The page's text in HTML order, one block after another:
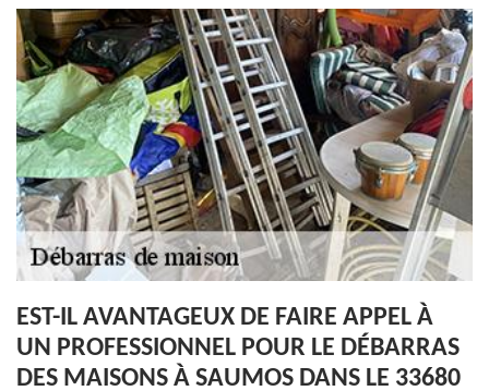
EST-IL AVANTAGEUX DE FAIRE APPEL À
UN PROFESSIONNEL POUR LE DÉBARRAS
DES MAISONS À SAUMOS DANS LE 33680